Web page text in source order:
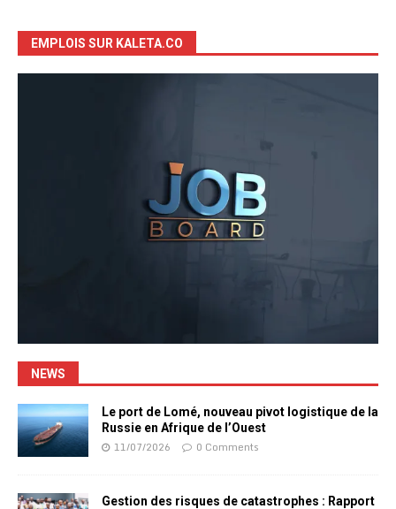
EMPLOIS SUR KALETA.CO
NEWS
Le port de Lomé, nouveau pivot logistique de la
Russie en Afrique de l’Ouest
11/07/2026 0 Comments
Gestion des risques de catastrophes : Rapport